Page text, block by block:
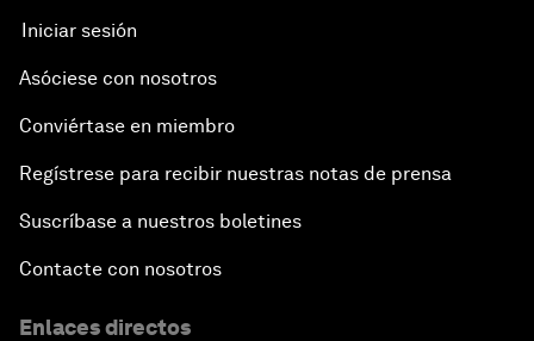
Iniciar sesión
Asóciese con nosotros
Conviértase en miembro
Regístrese para recibir nuestras notas de prensa
Suscríbase a nuestros boletines
Contacte con nosotros
Enlaces directos